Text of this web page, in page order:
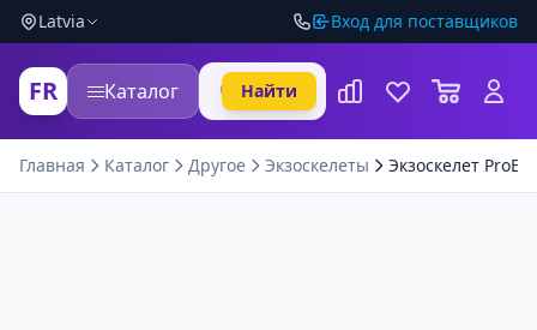
Latvia Вход для поставщиков
FR Каталог Найти
Главная Каталог Другое Экзоскелеты Экзоскелет